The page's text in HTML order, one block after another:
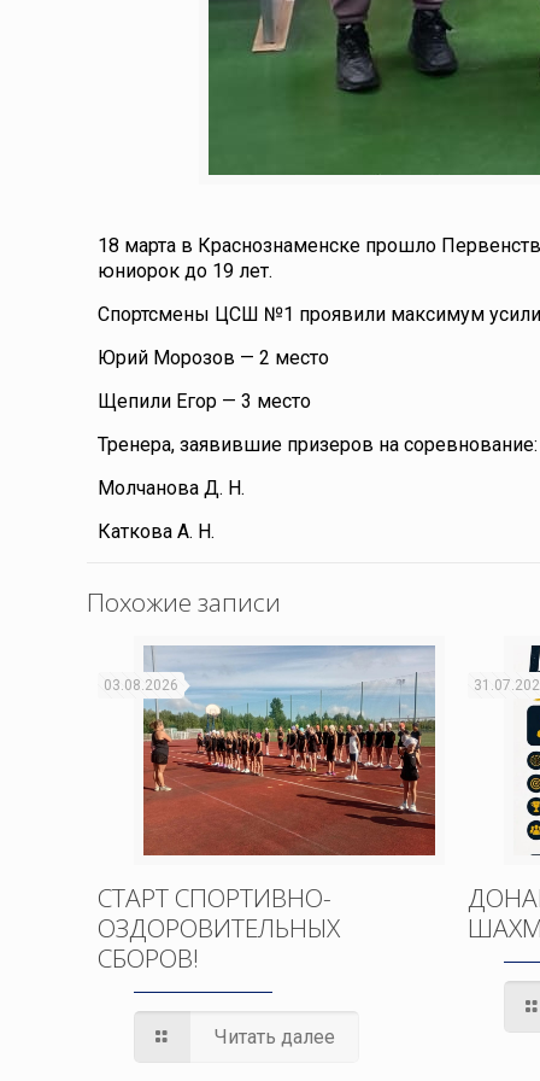
18 марта в Краснознаменске прошло
юниорок до 19 лет.
Спортсмены ЦСШ №1 проявили максимум
Юрий Морозов — 2 место
Щепили Егор — 3 место
Тренера, заявившие призеров на соревнование:
Молчанова Д. Н.
Каткова А. Н.
Похожие записи
03.08.2026
СТАРТ СПОРТИВНО-
ОЗДОРОВИТЕЛЬНЫХ
СБОРОВ!
Читать далее